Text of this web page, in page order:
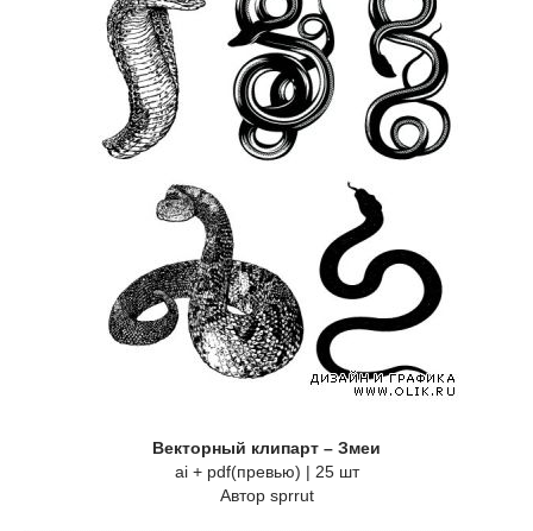
Векторный клипарт – Змеи
ai + pdf(превью) | 25 шт
Автор sprrut